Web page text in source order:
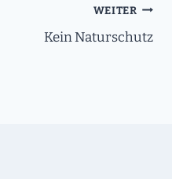
WEITER
Kein Naturschutz